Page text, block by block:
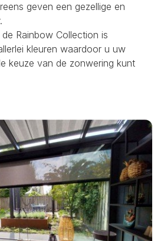
geven een gezellige en
Rainbow Collection is
kleuren waardoor u uw
keuze van de zonwering kunt